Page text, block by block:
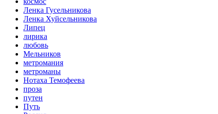
Ленка Гусельникова
Ленка Хуйсельникова
Липец
лирика
любовь
Мельников
метромания
метроманы
Нотаха Темофеева
проза
путен
Путь